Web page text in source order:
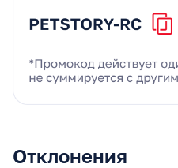
Отклонения